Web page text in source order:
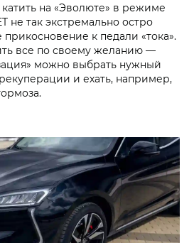
на «Эволюте» в режиме
не так экстремально остро
к педали «тока».
все по своему желанию —
можно выбрать нужный
и ехать, например,